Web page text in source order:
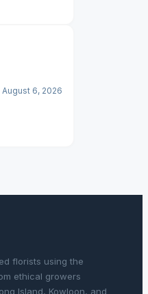
August 6, 2026
florists using the
ethical growers
Island, Kowloon, and